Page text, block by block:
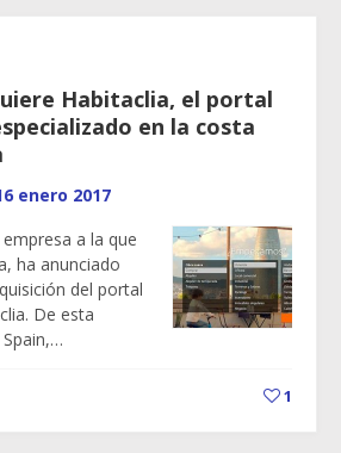
Habitaclia, el portal
en la costa
enero 2017
a la que
ha anunciado
del portal
De esta
1